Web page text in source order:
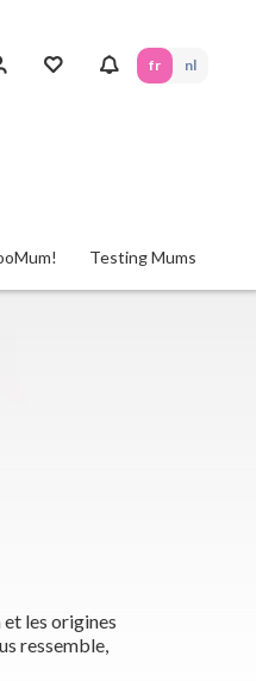
fr nl
Testing Mums
les origines
ressemble,